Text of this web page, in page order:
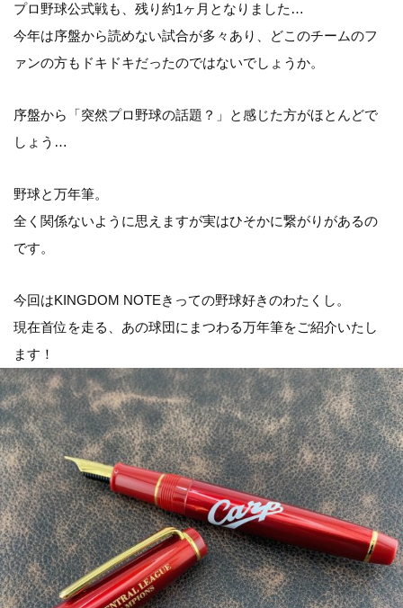
プロ野球公式戦も、残り約1ヶ月となりました…
今年は序盤から読めない試合が多々あり、どこのチームのフ
ァンの方もドキドキだったのではないでしょうか。
序盤から「突然プロ野球の話題？」と感じた方がほとんどで
しょう…
野球と万年筆。
全く関係ないように思えますが実はひそかに繋がりがあるの
です。
今回はKINGDOM NOTEきっての野球好きのわたくし。
現在首位を走る、あの球団にまつわる万年筆をご紹介いたし
ます！